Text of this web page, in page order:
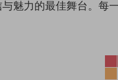
魅力的最佳舞台。每